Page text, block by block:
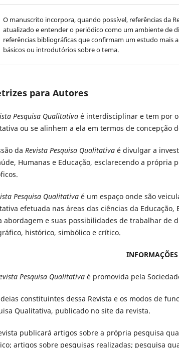
O manuscrito incorpora, quando possível, referências da
atualizado e entender o periódico como um ambiente de
referências bibliográficas que confirmam um estudo
básicos ou introdutórios sobre o tema.
para Autores
Pesquisa Qualitativa é interdisciplinar e tem por
ou se alinhem a ela em termos de concepção
da Revista Pesquisa Qualitativa é divulgar a
Humanas e Educação, esclarecendo a
Pesquisa Qualitativa é um espaço onde são
efetuada nas áreas das ciências da
abordagem e suas possibilidades de trabalhar de
histórico, simbólico e crítico.
Pesquisa Qualitativa é promovida pela
constituintes dessa Revista e os modos de
Qualitativa, publicado no site da revista.
publicará artigos sobre a própria pesquisa
artigos sobre pesquisas realizadas; pesquisa